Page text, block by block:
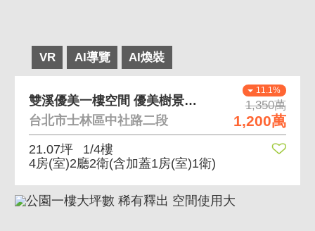
VR AI導覽 AI煥裝
11.1%
1,350萬
1,200萬
雙溪優美一樓空間 優美樹景，雙溪一樓使用大空間
台北市士林區中社路二段
21.07坪
1/4樓
4房(室)2廳2衛(含加蓋1房(室)1衛)